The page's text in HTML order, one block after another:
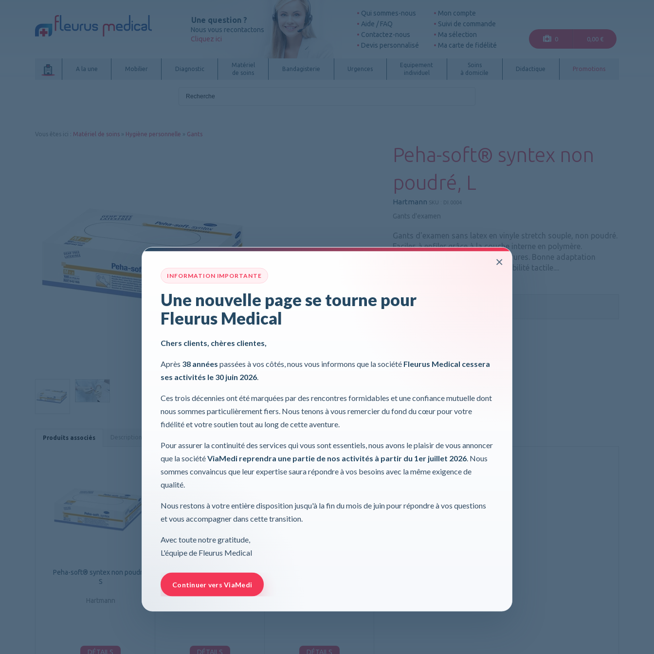
×
INFORMATION IMPORTANTE
Une nouvelle page se tourne pour
Fleurus Medical
Chers clients, chères clientes,
Après 38 années passées à vos côtés, nous vous informons que la société Fleurus Medical cessera
ses activités le 30 juin 2026
Ces trois décennies ont été marquées par des rencontres formidables et une confiance mutuelle dont
nous sommes particulièrement fiers. Nous tenons à vous remercier du fond du cœur pour votre
fidélité et votre soutien tout au long de cette aventure.
Pour assurer la continuité des services qui vous sont essentiels, nous avons le plaisir de vous annoncer
que la sociétéViaMedi reprendra une partie de nos activités à partir du 1er juillet 2026 . Nous
sommes convaincus que leur expertise saura répondre à vos besoins avec la même exigence de
qualité.
Nous restons à votre entière disposition jusqu'à la fin du mois de juin pour répondre à vos questions
et vous accompagner dans cette transition.
Avec toute notre gratitude,
L'équipe de Fleurus Medical
Continuer vers ViaMedi
Une question ?
Nous vous recontactons
Cliquez ici
Qui sommes-nous
Aide / FAQ
Contactez-nous
Devis personnalisé
Mon compte
Suivi de commande
Ma sélection
Ma carte de fidélité
0 0,00 €
A la une Mobilier Diagnostic
Matériel
de soins
Bandagisterie Urgences
Equipement
individuel
Soins
à domicile
Didactique Promotions
Vous êtes ici Matériel de soins » Hygiène personnelle » Gants
Peha-soft® syntex non
poudré, L
Hartmann SKU : DI.0004
Gants d'examen
Gants d'examen sans latex en vinyle stretch souple, non poudré.
Faciles à enfiler grâce à la couche interne en polymère.
Elastiques et résistants aux déchirures. Bonne adaptation
morphologique et excellente sensibilité tactile....
Incl. 0,00% TVA
Produits associés
Peha-soft® syntex non poudré,
S
Hartmann
DÉTAILS
Peha-soft® syntex non poudré,
DÉTAILS DÉTAILS